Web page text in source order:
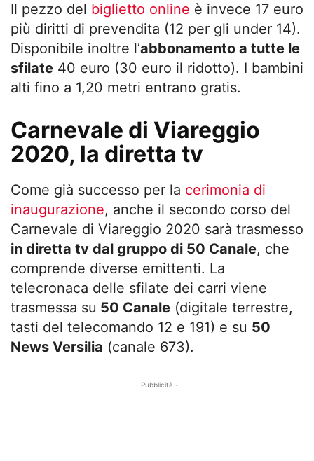
Il pezzo del biglietto online è invece 17 euro
più diritti di prevendita (12 per gli under 14).
Disponibile inoltre l’abbonamento a tutte le
sfilate 40 euro (30 euro il ridotto). I bambini
alti fino a 1,20 metri entrano gratis.
Carnevale di Viareggio
2020, la diretta tv
Come già successo per la cerimonia di
inaugurazione, anche il secondo corso del
Carnevale di Viareggio 2020 sarà trasmesso
in diretta tv dal gruppo di 50 Canale, che
comprende diverse emittenti. La
telecronaca delle sfilate dei carri viene
trasmessa su 50 Canale (digitale terrestre,
tasti del telecomando 12 e 191) e su 50
News Versilia (canale 673).
- Pubblicità -